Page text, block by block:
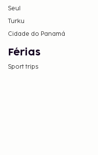
contíguos/
disponibilidade.
alojamento
incluído na
Seul
Turku
Cidade do Panamá
Férias
Sport trips